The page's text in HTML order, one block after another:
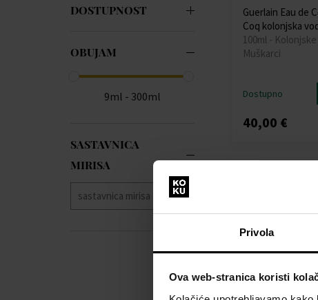
Privola
Ova web-stranica koristi
LE COUVENT
Nishane
Penhaligon's(2)
Pierre Cardin(2)
Tauer Perfumes
Thameen
Tommy Bahama(2)
Tous(2)
DOSTUPNOST
OBUJAM
9ml - 300ml
SASTAVNICA
MIRISA
Guerlain Eau de
Coq kolonjska
100ml -
Muškarci
Dostupno
40,00 €